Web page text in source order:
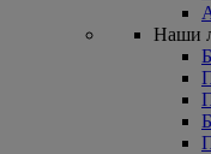
Наши